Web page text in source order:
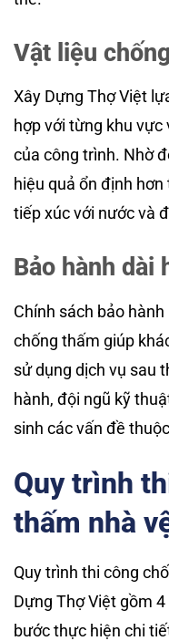
Vật liệu
Xây Dựng Thợ Việt
hợp với từng khu
của công trình. Nhờ
hiệu quả ổn định
tiếp xúc với nước và
Bảo hành dài
Chính sách bảo
chống thấm giúp
sử dụng dịch vụ sau
hành, đội ngũ kỹ
sinh các vấn đề
Quy trình
thấm nhà
Quy trình thi công
Dựng Thợ Việt gồm
bước thực hiện chi